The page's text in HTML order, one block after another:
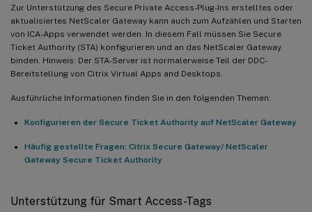
Zur Unterstützung des Secure Private Access-Plug-Ins erstelltes oder
aktualisiertes NetScaler Gateway kann auch zum Aufzählen und Starten
von ICA-Apps verwendet werden. In diesem Fall müssen Sie Secure
Ticket Authority (STA) konfigurieren und an das NetScaler Gateway
binden. Hinweis: Der STA-Server ist normalerweise Teil der DDC-
Bereitstellung von Citrix Virtual Apps and Desktops.
Ausführliche Informationen finden Sie in den folgenden Themen:
Konfigurieren der Secure Ticket Authority auf NetScaler Gateway
Häufig gestellte Fragen: Citrix Secure Gateway/ NetScaler
Gateway Secure Ticket Authority
Unterstützung für Smart Access-Tags